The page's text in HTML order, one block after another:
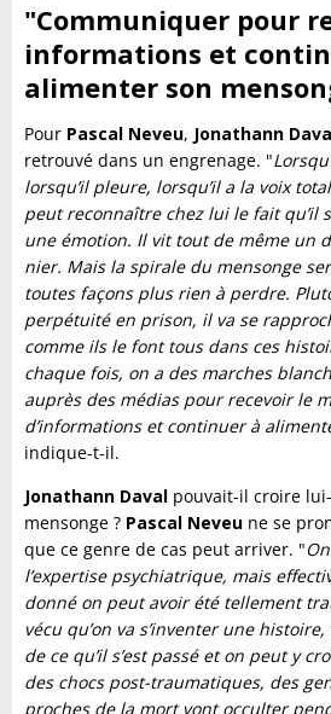
"Communiquer pour
informations et
alimenter son
Pour Pascal Neveu, Jonathann
retrouvé dans un engrenage. "
lorsqu’il pleure, lorsqu’il a la voix
peut reconnaître chez lui le fait qu’il
une émotion. Il vit tout de même un
nier. Mais la spirale du mensonge
toutes façons plus rien à perdre.
perpétuité en prison, il va se
comme ils le font tous dans ces
chaque fois, on a des marches
auprès des médias pour recevoir le
d’informations et continuer à
indique-t-il.
Jonathann Daval pouvait-il croire
mensonge ? Pascal Neveu ne se
que ce genre de cas peut arriver. "
l’expertise psychiatrique, mais
donné on peut avoir été tellement
vécu qu’on va s’inventer une
de ce qu’il s’est passé et on peut y
des chocs post-traumatiques, des
proches de la mort vont occulter